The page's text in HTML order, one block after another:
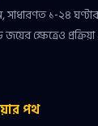
১-২৪ ঘণ্টার
ক্ষেত্রেও
পথ